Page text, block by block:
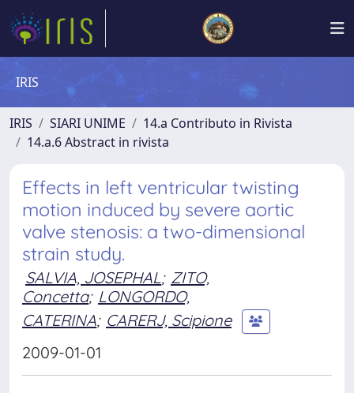
IRIS
IRIS SIARI UNIME
14.a Contributo in Rivista
14.a.6 Abstract in rivista
Effects in left ventricular twisting
motion induced by severe aortic
valve stenosis: a two-dimensional
strain study.
SALVIA, JOSEPHAL; ZITO,
Concetta; LONGORDO,
CATERINA; CARERJ, Scipione
2009-01-01